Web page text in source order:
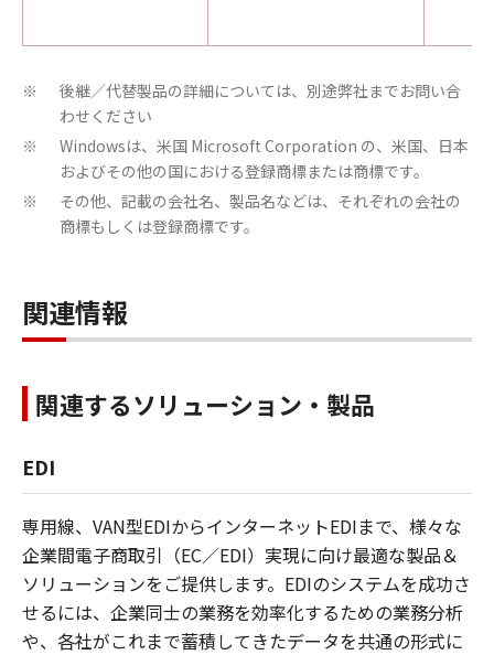
※
後継／代替製品の詳細については、別途弊社までお問い合
わせください
※
Windowsは、米国 Microsoft Corporation の、米国、日本
およびその他の国における登録商標または商標です。
※
その他、記載の会社名、製品名などは、それぞれの会社の
商標もしくは登録商標です。
関連情報
関連するソリューション・製品
EDI
専用線、VAN型EDIからインターネットEDIまで、様々な
企業間電子商取引（EC／EDI）実現に向け最適な製品＆
ソリューションをご提供します。EDIのシステムを成功さ
せるには、企業同士の業務を効率化するための業務分析
や、各社がこれまで蓄積してきたデータを共通の形式に